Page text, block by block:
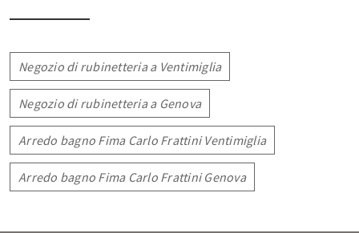
Negozio di rubinetteria a Ventimiglia
Negozio di rubinetteria a Genova
Arredo bagno Fima Carlo Frattini Ventimiglia
Arredo bagno Fima Carlo Frattini Genova